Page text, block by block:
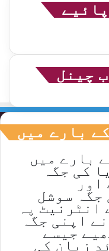
چینل
بارے میں
کی جگہ
اور
جگہ سوشل
انٹرنیٹ پہ
اپنی جگہ
جیسے
زبان کی